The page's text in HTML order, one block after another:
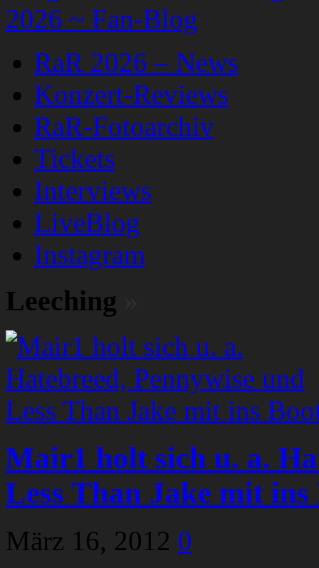
RaR 2026 – News
Konzert-Reviews
RaR-Fotoarchiv
Tickets
Interviews
LiveBlog
Instagram
Leeching
Mair1 holt sich u. a.
Less Than Jake mit ins
März 16, 2012 0